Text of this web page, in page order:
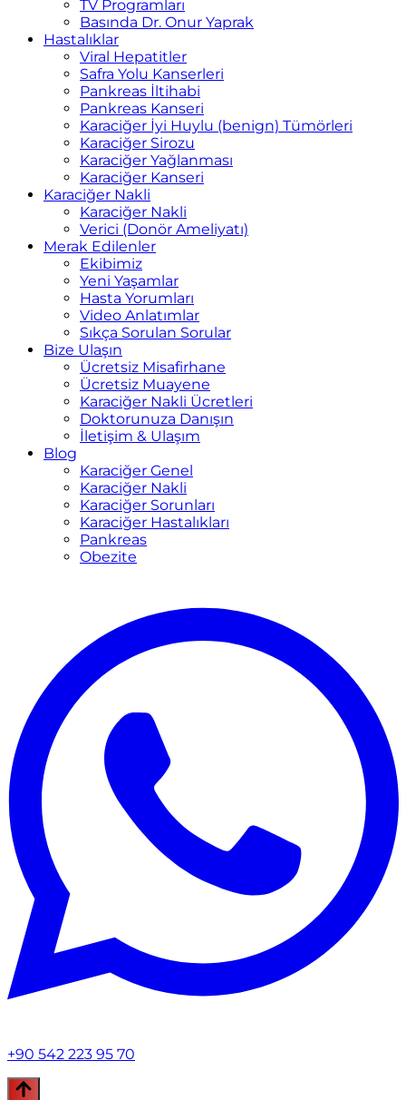
TV Programları
Basında Dr. Onur Yaprak
Hastalıklar
Viral Hepatitler
Safra Yolu Kanserleri
Pankreas İltihabi
Pankreas Kanseri
Karaciğer İyi Huylu (benign) Tümörleri
Karaciğer Sirozu
Karaciğer Yağlanması
Karaciğer Kanseri
Karaciğer Nakli
Karaciğer Nakli
Verici (Donör Ameliyatı)
Merak Edilenler
Ekibimiz
Yeni Yaşamlar
Hasta Yorumları
Video Anlatımlar
Sıkça Sorulan Sorular
Bize Ulaşın
Ücretsiz Misafirhane
Ücretsiz Muayene
Karaciğer Nakli Ücretleri
Doktorunuza Danışın
İletişim & Ulaşım
Blog
Karaciğer Genel
Karaciğer Nakli
Karaciğer Sorunları
Karaciğer Hastalıkları
Pankreas
Obezite
+90 542 223 95 70